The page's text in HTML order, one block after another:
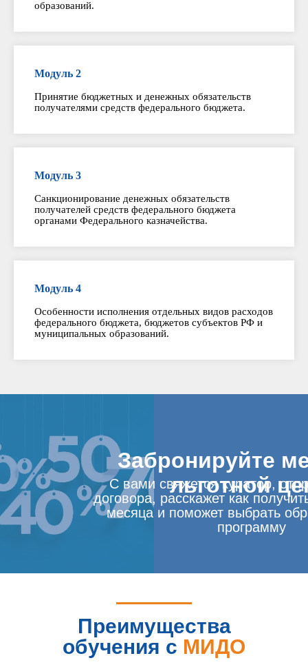
образований.
Модуль 2
Принятие бюджетных и денежных обязательств
получателями средств федерального бюджета.
Модуль 3
Санкционирование денежных обязательств
получателей средств федерального бюджета
органами Федерального казначейства.
Модуль 4
Особенности исполнения отдельных видов расходов
федерального бюджета, бюджетов субъектов РФ и
муниципальных образований.
Забронируйте
льготной
С вами свяжется куратор,
договора, расскажет как
месяца и поможет выбрать
программу
Преимущества
обучения с МИДО